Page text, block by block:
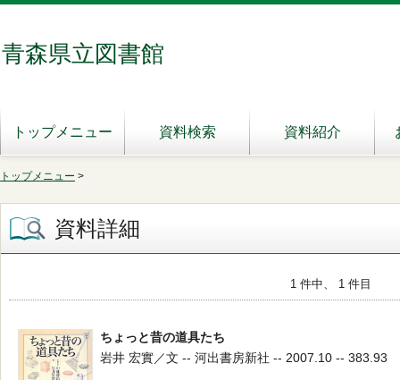
青森県立図書館
トップメニュー 資料検索 資料紹介
トップメニュー >
資料詳細
1 件中、 1 件目
ちょっと昔の道具たち
岩井 宏實／文 -- 河出書房新社 -- 2007.10 -- 383.93